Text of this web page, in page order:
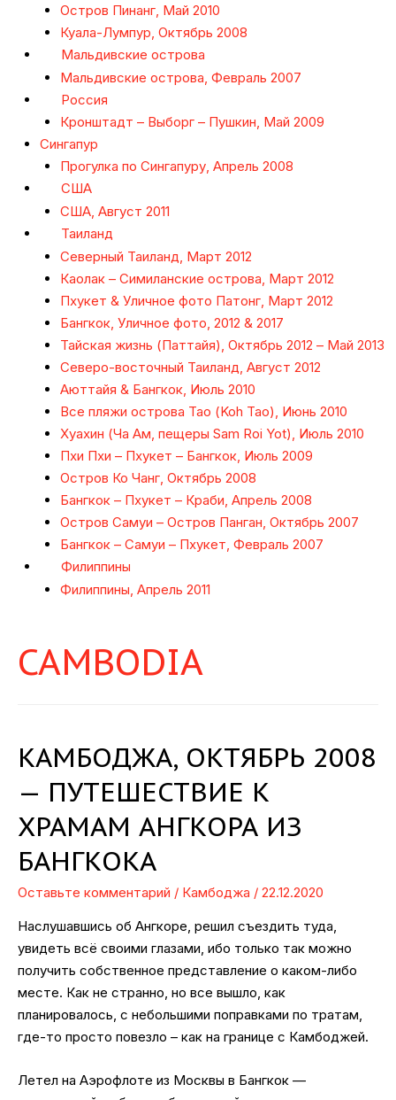
Остров Пинанг, Май 2010
Куала-Лумпур, Октябрь 2008
Мальдивские острова
Мальдивские острова, Февраль 2007
Россия
Кронштадт – Выборг – Пушкин, Май 2009
Сингапур
Прогулка по Сингапуру, Апрель 2008
США
США, Август 2011
Таиланд
Северный Таиланд, Март 2012
Каолак – Симиланские острова, Март 2012
Пхукет & Уличное фото Патонг, Март 2012
Бангкок, Уличное фото, 2012 & 2017
Тайская жизнь (Паттайя), Октябрь 2012 – Май 2013
Северо-восточный Таиланд, Август 2012
Аюттайя & Бангкок, Июль 2010
Все пляжи острова Тао (Koh Tao), Июнь 2010
Хуахин (Ча Ам, пещеры Sam Roi Yot), Июль 2010
Пхи Пхи – Пхукет – Бангкок, Июль 2009
Остров Ко Чанг, Октябрь 2008
Бангкок – Пхукет – Краби, Апрель 2008
Остров Самуи – Остров Панган, Октябрь 2007
Бангкок – Самуи – Пхукет, Февраль 2007
Филиппины
Филиппины, Апрель 2011
CAMBODIA
КАМБОДЖА, ОКТЯБРЬ 2008
— ПУТЕШЕСТВИЕ К
ХРАМАМ АНГКОРА ИЗ
БАНГКОКА
Оставьте комментарий / Камбоджа / 22.12.2020
Наслушавшись об Ангкоре, решил съездить туда,
увидеть всё своими глазами, ибо только так можно
получить собственное представление о каком-либо
месте. Как не странно, но все вышло, как
планировалось, с небольшими поправками по тратам,
где-то просто повезло – как на границе с Камбоджей.
Летел на Аэрофлоте из Москвы в Бангкок —